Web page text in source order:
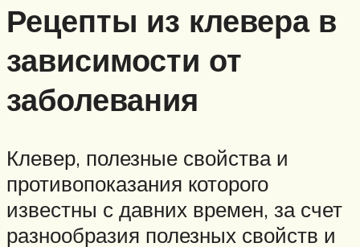
Рецепты из клевера в
зависимости от
заболевания
Клевер, полезные свойства и
противопоказания которого
известны с давних времен, за счет
разнообразия полезных свойств и